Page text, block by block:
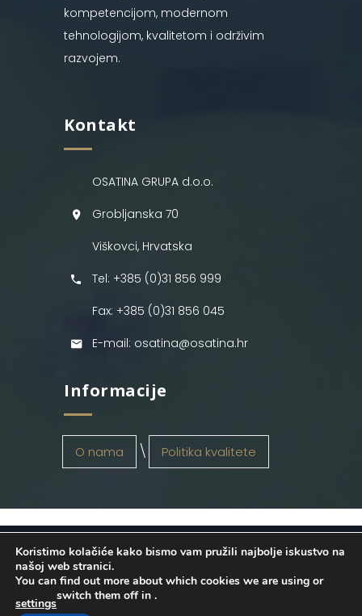
kompetencijom, modernom
tehnologijom, kvalitetom i održivim
razvojem.
Kontakt
OSATINA GRUPA d.o.o.
Grobljanska 70
Viškovci, Hrvatska
Tel: +385 (0)31 856 999
Fax: +385 (0)31 856 045
E-mail: osatina@osatina.hr
Informacije
O nama Politika kvalitete
OSATINA GRUPA d.o.o. 2026
. Configured
byINFOS Osijek. Sva prava pridržana.
Koristimo kolačiće kako bismo vam pružili najbolje iskustvo na
našoj web stranici.
You can find out more about which cookies we are using or
switch them off in
settings
.